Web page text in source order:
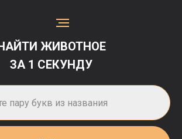
ЖИВОТНОЕ
ЗА 1 СЕКУНДУ